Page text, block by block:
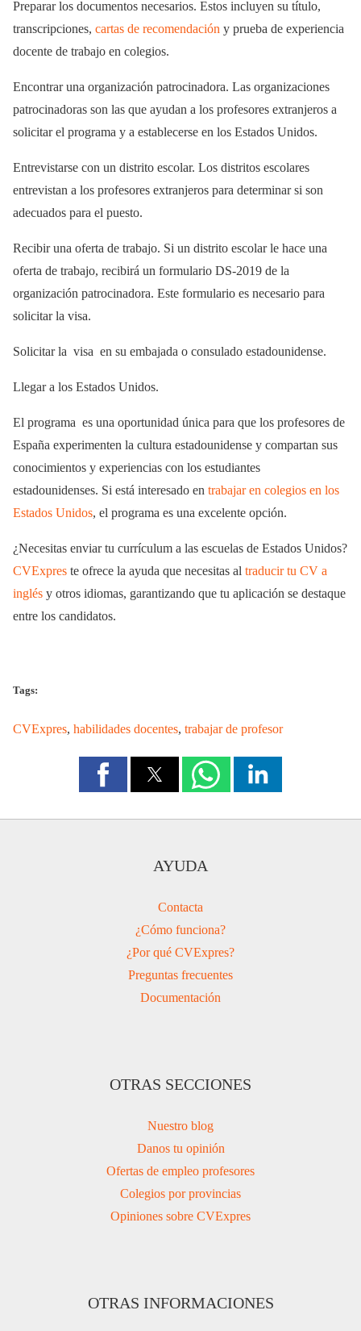
Preparar los documentos necesarios. Estos incluyen su título,
transcripciones, cartas de recomendación y prueba de experiencia
docente de trabajo en colegios.
Encontrar una organización patrocinadora. Las organizaciones
patrocinadoras son las que ayudan a los profesores extranjeros a
solicitar el programa y a establecerse en los Estados Unidos.
Entrevistarse con un distrito escolar. Los distritos escolares
entrevistan a los profesores extranjeros para determinar si son
adecuados para el puesto.
Recibir una oferta de trabajo. Si un distrito escolar le hace una
oferta de trabajo, recibirá un formulario DS-2019 de la
organización patrocinadora. Este formulario es necesario para
solicitar la visa.
Solicitar la visa en su embajada o consulado estadounidense.
Llegar a los Estados Unidos.
El programa es una oportunidad única para que los profesores de
España experimenten la cultura estadounidense y compartan sus
conocimientos y experiencias con los estudiantes
estadounidenses. Si está interesado en trabajar en colegios en los
Estados Unidos, el programa es una excelente opción.
¿Necesitas enviar tu currículum a las escuelas de Estados Unidos?
CVExpres te ofrece la ayuda que necesitas al traducir tu CV a
inglés y otros idiomas, garantizando que tu aplicación se destaque
entre los candidatos.
Tags:
CVExpres, habilidades docentes, trabajar de profesor
AYUDA
Contacta
¿Cómo funciona?
¿Por qué CVExpres?
Preguntas frecuentes
Documentación
OTRAS SECCIONES
Nuestro blog
Danos tu opinión
Ofertas de empleo profesores
Colegios por provincias
Opiniones sobre CVExpres
OTRAS INFORMACIONES